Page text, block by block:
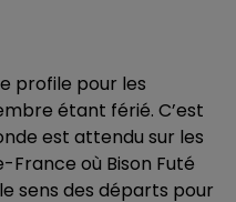
profile pour les
étant férié. C’est
est attendu sur les
où Bison Futé
sens des départs pour